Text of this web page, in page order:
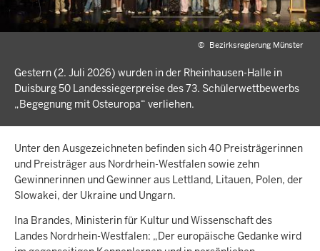
© Bezirksregierung Münster
Gestern (2. Juli 2026) wurden in der Rheinhausen-Halle in
Duisburg 50 Landessiegerpreise des 73. Schülerwettbewerbs
„Begegnung mit Osteuropa“ verliehen.
Unter den Ausgezeichneten befinden sich 40 Preisträgerinnen
und Preisträger aus Nordrhein-Westfalen sowie zehn
Gewinnerinnen und Gewinner aus Lettland, Litauen, Polen, der
Slowakei, der Ukraine und Ungarn.
Ina Brandes, Ministerin für Kultur und Wissenschaft des
Landes Nordrhein-Westfalen: „Der europäische Gedanke wird